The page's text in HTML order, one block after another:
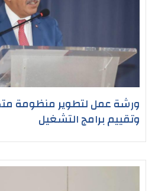
ورشة عمل لتطوير منظومة
وتقييم برامج التشغيل